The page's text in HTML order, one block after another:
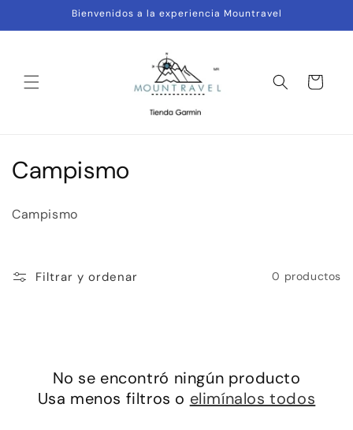
directamente
al contenido
Bienvenidos a la experiencia Mountravel
Carrito
C
c
Campismo
Campismo
Filtrar y ordenar 0 productos
No se encontró ningún producto
Usa menos filtros o elimínalos todos